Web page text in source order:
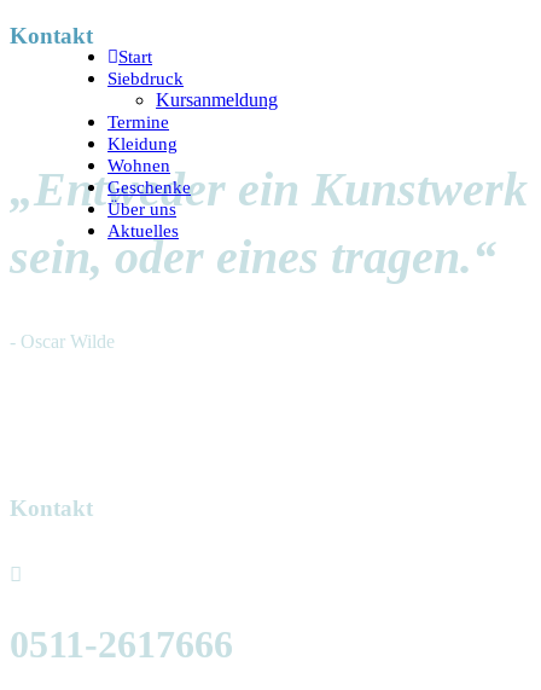
Kontakt
„Entweder ein Kunstwerk
sein, oder eines tragen.“
- Oscar Wilde
Kontakt
0511-2617666
Start
Siebdruck
Kursanmeldung
Termine
Kleidung
Wohnen
Geschenke
Über uns
Aktuelles